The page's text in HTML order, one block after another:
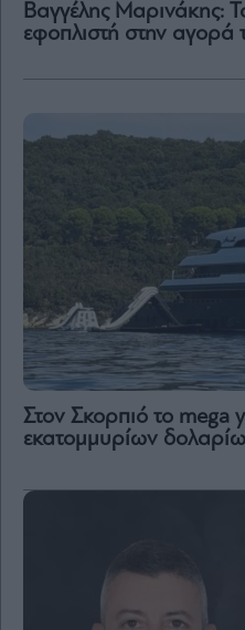
Βαγγέλης Μαρινάκης:
εφοπλιστή στην
Στον Σκορπιό το mega
εκατομμυρίων